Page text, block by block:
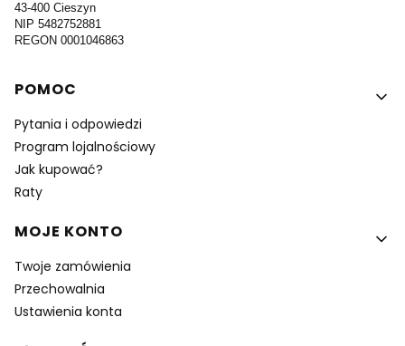
43-400 Cieszyn
NIP 5482752881
REGON 0001046863
Linki w stopce
POMOC
Pytania i odpowiedzi
Program lojalnościowy
Jak kupować?
Raty
MOJE KONTO
Twoje zamówienia
Przechowalnia
Ustawienia konta